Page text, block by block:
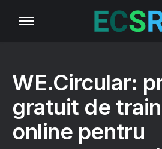
WE.Circular:
gratuit de
online pentru